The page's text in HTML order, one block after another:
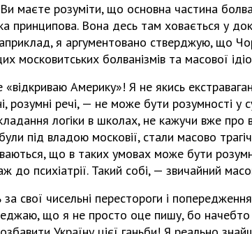
маєте розуміти, що основна частина
принципова. Вона десь там ховається у
я аргументовано стверджую, що
московитських болванізмів та масової
«відкриваю Америку»! Я не якись
розумні речі, — не може бути розумності у
логіки в школах, не кажучи вже про
під владою московії, стали масово
що в таких умовах може бути
до психіатрії. Такий собі, — звичайний
свої чисельні перестороги і
що я не просто оце пишу, бо начебто